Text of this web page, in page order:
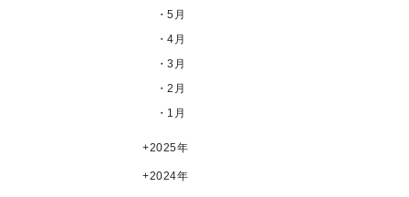
・5月
・4月
・3月
・2月
・1月
2025年
2024年